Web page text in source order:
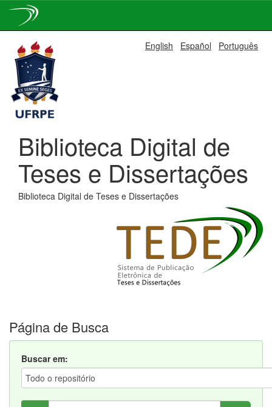
navigation
English Español Português
Biblioteca Digital de
Teses e Dissertações
Biblioteca Digital de Teses e Dissertações
Página de Busca
Buscar em: